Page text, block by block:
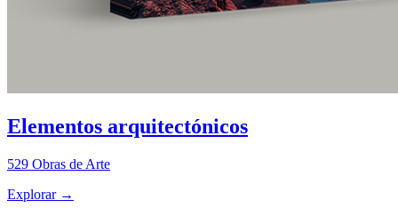
Elementos arquitectónicos
529 Obras de Arte
Explorar→